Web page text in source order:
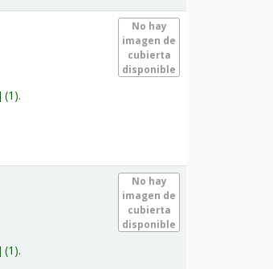
No hay
imagen de
cubierta
disponible
(1).
No hay
imagen de
cubierta
disponible
(1).